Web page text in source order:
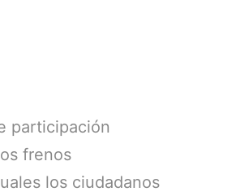
participación
frenos
los ciudadanos